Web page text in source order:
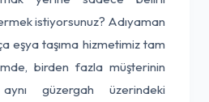
istiyorsunuz? Adıyaman
eşya taşıma hizmetimiz tam
birden fazla müşterinin
güzergah üzerindeki